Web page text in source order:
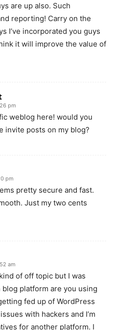
are up also. Such
reporting! Carry on the
I’ve incorporated you guys
it will improve the value of
pm
weblog here! would you
invite posts on my blog?
pm
pretty secure and fast.
Just my two cents
am
of off topic but I was
platform are you using
fed up of WordPress
with hackers and I’m
for another platform. I